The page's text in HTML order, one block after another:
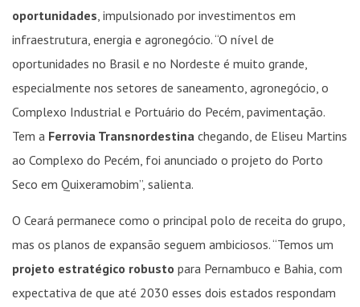
oportunidades , impulsionado por investimentos em
infraestrutura, energia e agronegócio. “O nível de
oportunidades no Brasil e no Nordeste é muito grande,
especialmente nos setores de saneamento, agronegócio, o
Complexo Industrial e Portuário do Pecém, pavimentação.
Tem a Ferrovia Transnordestina chegando, de Eliseu Martins
ao Complexo do Pecém, foi anunciado o projeto do Porto
Seco em Quixeramobim”, salienta.
O Ceará permanece como o principal polo de receita do grupo,
mas os planos de expansão seguem ambiciosos. “Temos um
projeto estratégico robusto para Pernambuco e Bahia, com
expectativa de que até 2030 esses dois estados respondam